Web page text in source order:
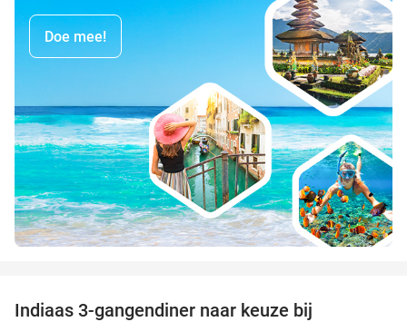
Doe mee!
Indiaas 3-gangendiner naar keuze bij